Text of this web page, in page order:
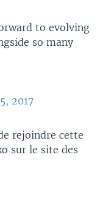
to evolving
so many
2017
rejoindre cette
sur le site des